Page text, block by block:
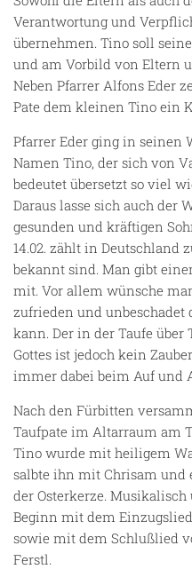
Verantwortung und
übernehmen. Tino soll
und am Vorbild von Eltern
Neben Pfarrer Alfons Eder
Pate dem kleinen Tino ein
Pfarrer Eder ging in seinen
Namen Tino, der sich von
bedeutet übersetzt so viel
Daraus lasse sich auch der
gesunden und kräftigen
14.02. zählt in Deutschland
bekannt sind. Man gibt
mit. Vor allem wünsche
zufrieden und unbeschadet
kann. Der in der Taufe über
Gottes ist jedoch kein
immer dabei beim Auf und
Nach den Fürbitten
Taufpate im Altarraum am
Tino wurde mit heiligem
salbte ihn mit Chrisam und
der Osterkerze.
Beginn mit dem
sowie mit dem Schlußlied
Ferstl.